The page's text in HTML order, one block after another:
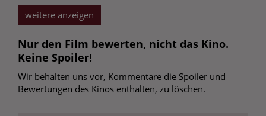
weitere anzeigen
Nur den Film bewerten, nicht das Kino.
Keine Spoiler!
Wir behalten uns vor, Kommentare die Spoiler und
Bewertungen des Kinos enthalten, zu löschen.